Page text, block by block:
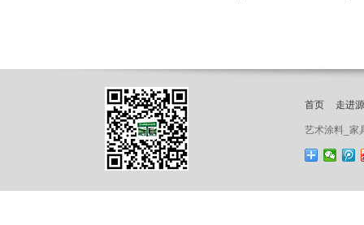
首页 走进
艺术涂料_家